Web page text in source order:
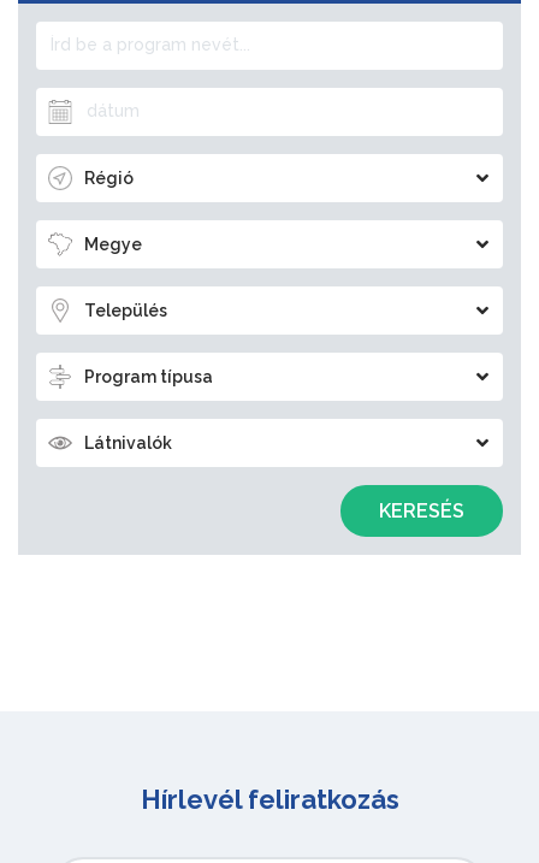
Régió
Megye
Település
Program típusa
Látnivalók
KERESÉS
Hírlevél feliratkozás